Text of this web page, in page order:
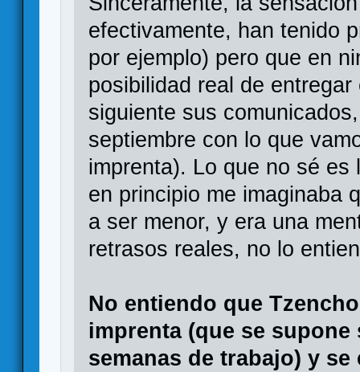
efectivamente, han tenido
por ejemplo) pero que en
posibilidad real de
siguiente sus
septiembre con lo que
imprenta). Lo que no sé
en principio me imaginaba
a ser menor, y era una
retrasos reales, no lo
No entiendo que
imprenta (que se
semanas de trabajo) y se